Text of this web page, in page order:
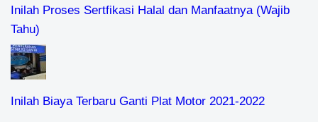
Inilah Proses Sertfikasi Halal dan Manfaatnya (Wajib
Tahu)
Inilah Biaya Terbaru Ganti Plat Motor 2021-2022